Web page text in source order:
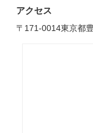
アクセス
〒171-0014東京都